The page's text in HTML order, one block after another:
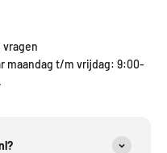
vragen
maandag t/m vrijdag: 9:00-